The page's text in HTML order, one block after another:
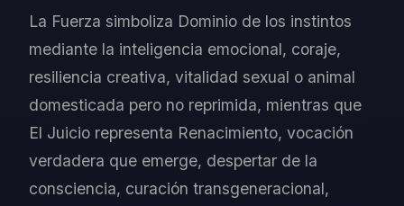
La Fuerza simboliza Dominio de los instintos
mediante la inteligencia emocional, coraje,
resiliencia creativa, vitalidad sexual o animal
domesticada pero no reprimida, mientras que
El Juicio representa Renacimiento, vocación
verdadera que emerge, despertar de la
consciencia, curación transgeneracional,